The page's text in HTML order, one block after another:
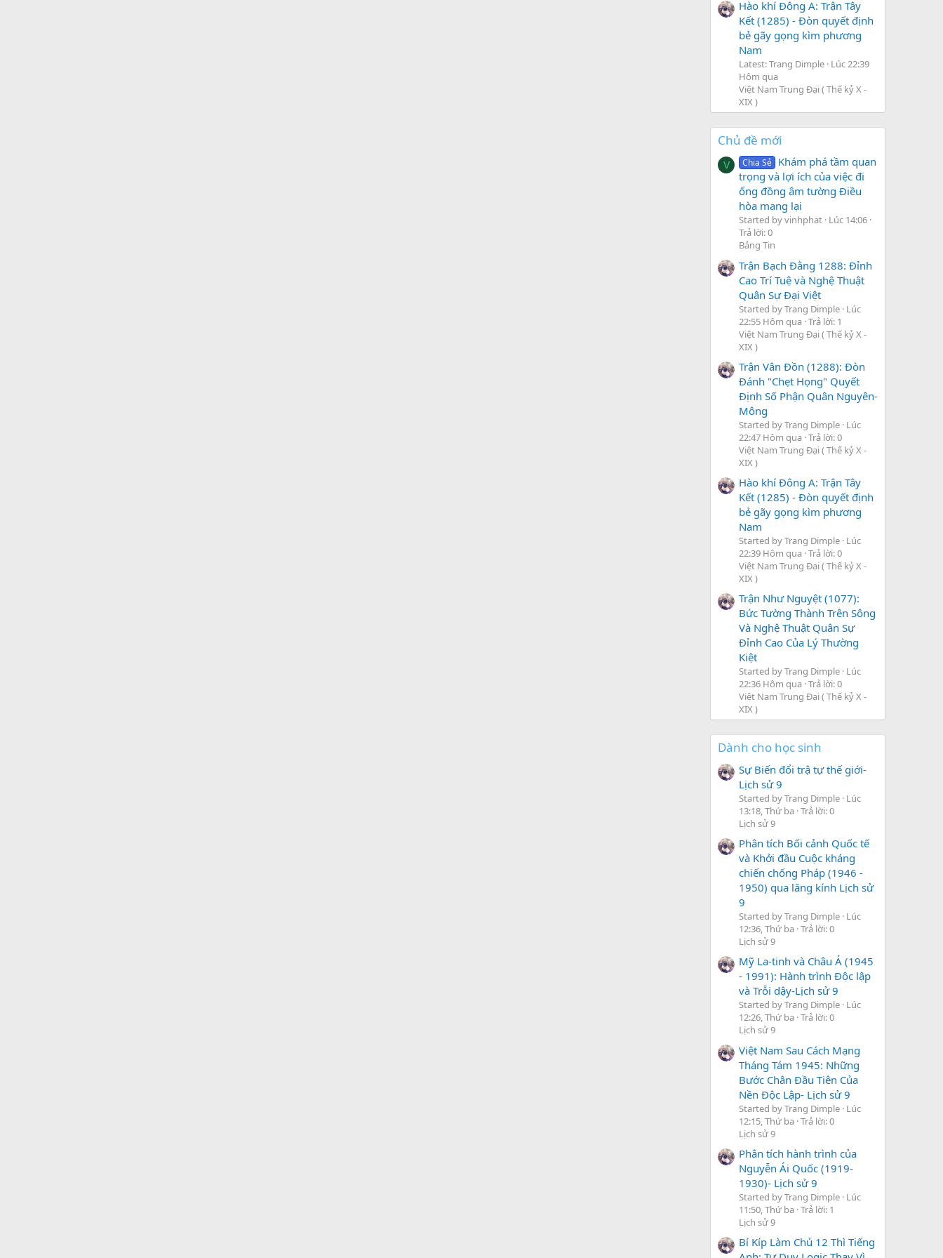
Hào khí Đông A: Trận Tây
Kết (1285) - Đòn quyết định
bẻ gãy gọng kìm phương
Nam
Latest: Trang Dimple Lúc 22:39
Hôm qua
Việt Nam Trung Đại ( Thế kỷ X -
XIX )
Chủ đề mới
V Chia Sẻ Khám phá tầm quan
trọng và lợi ích của việc đi
ống đồng âm tường Điều
hòa mang lại
Started by vinhphat Lúc 14:06
Trả lời: 0
Bảng Tin
Trận Bạch Đằng 1288: Đỉnh
Cao Trí Tuệ và Nghệ Thuật
Quân Sự Đại Việt
Started by Trang Dimple Lúc
22:55 Hôm qua Trả lời: 1
Việt Nam Trung Đại ( Thế kỷ X -
XIX )
Trận Vân Đồn (1288): Đòn
Đánh "Chẹt Họng" Quyết
Định Số Phận Quân Nguyên-
Mông
Started by Trang Dimple Lúc
22:47 Hôm qua Trả lời: 0
Việt Nam Trung Đại ( Thế kỷ X -
XIX )
Hào khí Đông A: Trận Tây
Kết (1285) - Đòn quyết định
bẻ gãy gọng kìm phương
Nam
Started by Trang Dimple Lúc
22:39 Hôm qua Trả lời: 0
Việt Nam Trung Đại ( Thế kỷ X -
XIX )
Trận Như Nguyệt (1077):
Bức Tường Thành Trên Sông
Và Nghệ Thuật Quân Sự
Đỉnh Cao Của Lý Thường
Kiệt
Started by Trang Dimple Lúc
22:36 Hôm qua Trả lời: 0
Việt Nam Trung Đại ( Thế kỷ X -
XIX )
Dành cho học sinh
Sự Biến đổi trậ tự thế giới-
Lịch sử 9
Started by Trang Dimple Lúc
13:18, Thứ ba Trả lời: 0
Lịch sử 9
Phân tích Bối cảnh Quốc tế
và Khởi đầu Cuộc kháng
chiến chống Pháp (1946 -
1950) qua lăng kính Lịch sử
9
Started by Trang Dimple Lúc
12:36, Thứ ba Trả lời: 0
Lịch sử 9
Mỹ La-tinh và Châu Á (1945
- 1991): Hành trình Độc lập
và Trỗi dậy-Lịch sử 9
Started by Trang Dimple Lúc
12:26, Thứ ba Trả lời: 0
Lịch sử 9
Việt Nam Sau Cách Mạng
Tháng Tám 1945: Những
Bước Chân Đầu Tiên Của
Nền Độc Lập- Lịch sử 9
Started by Trang Dimple Lúc
12:15, Thứ ba Trả lời: 0
Lịch sử 9
Phân tích hành trình của
Nguyễn Ái Quốc (1919-
1930)- Lịch sử 9
Started by Trang Dimple Lúc
11:50, Thứ ba Trả lời: 1
Lịch sử 9
Bí Kíp Làm Chủ 12 Thì Tiếng